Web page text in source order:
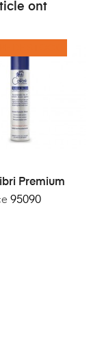
ont
Premium
95090